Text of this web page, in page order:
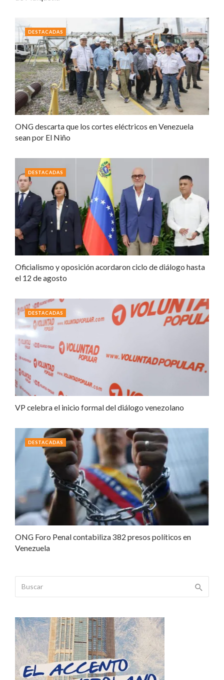
ONG descarta que los cortes eléctricos en Venezuela
sean por El Niño
DESTACADAS
Oficialismo y oposición acordaron ciclo de diálogo hasta
el 12 de agosto
DESTACADAS
VP celebra el inicio formal del diálogo venezolano
DESTACADAS
ONG Foro Penal contabiliza 382 presos políticos en
Venezuela
DESTACADAS